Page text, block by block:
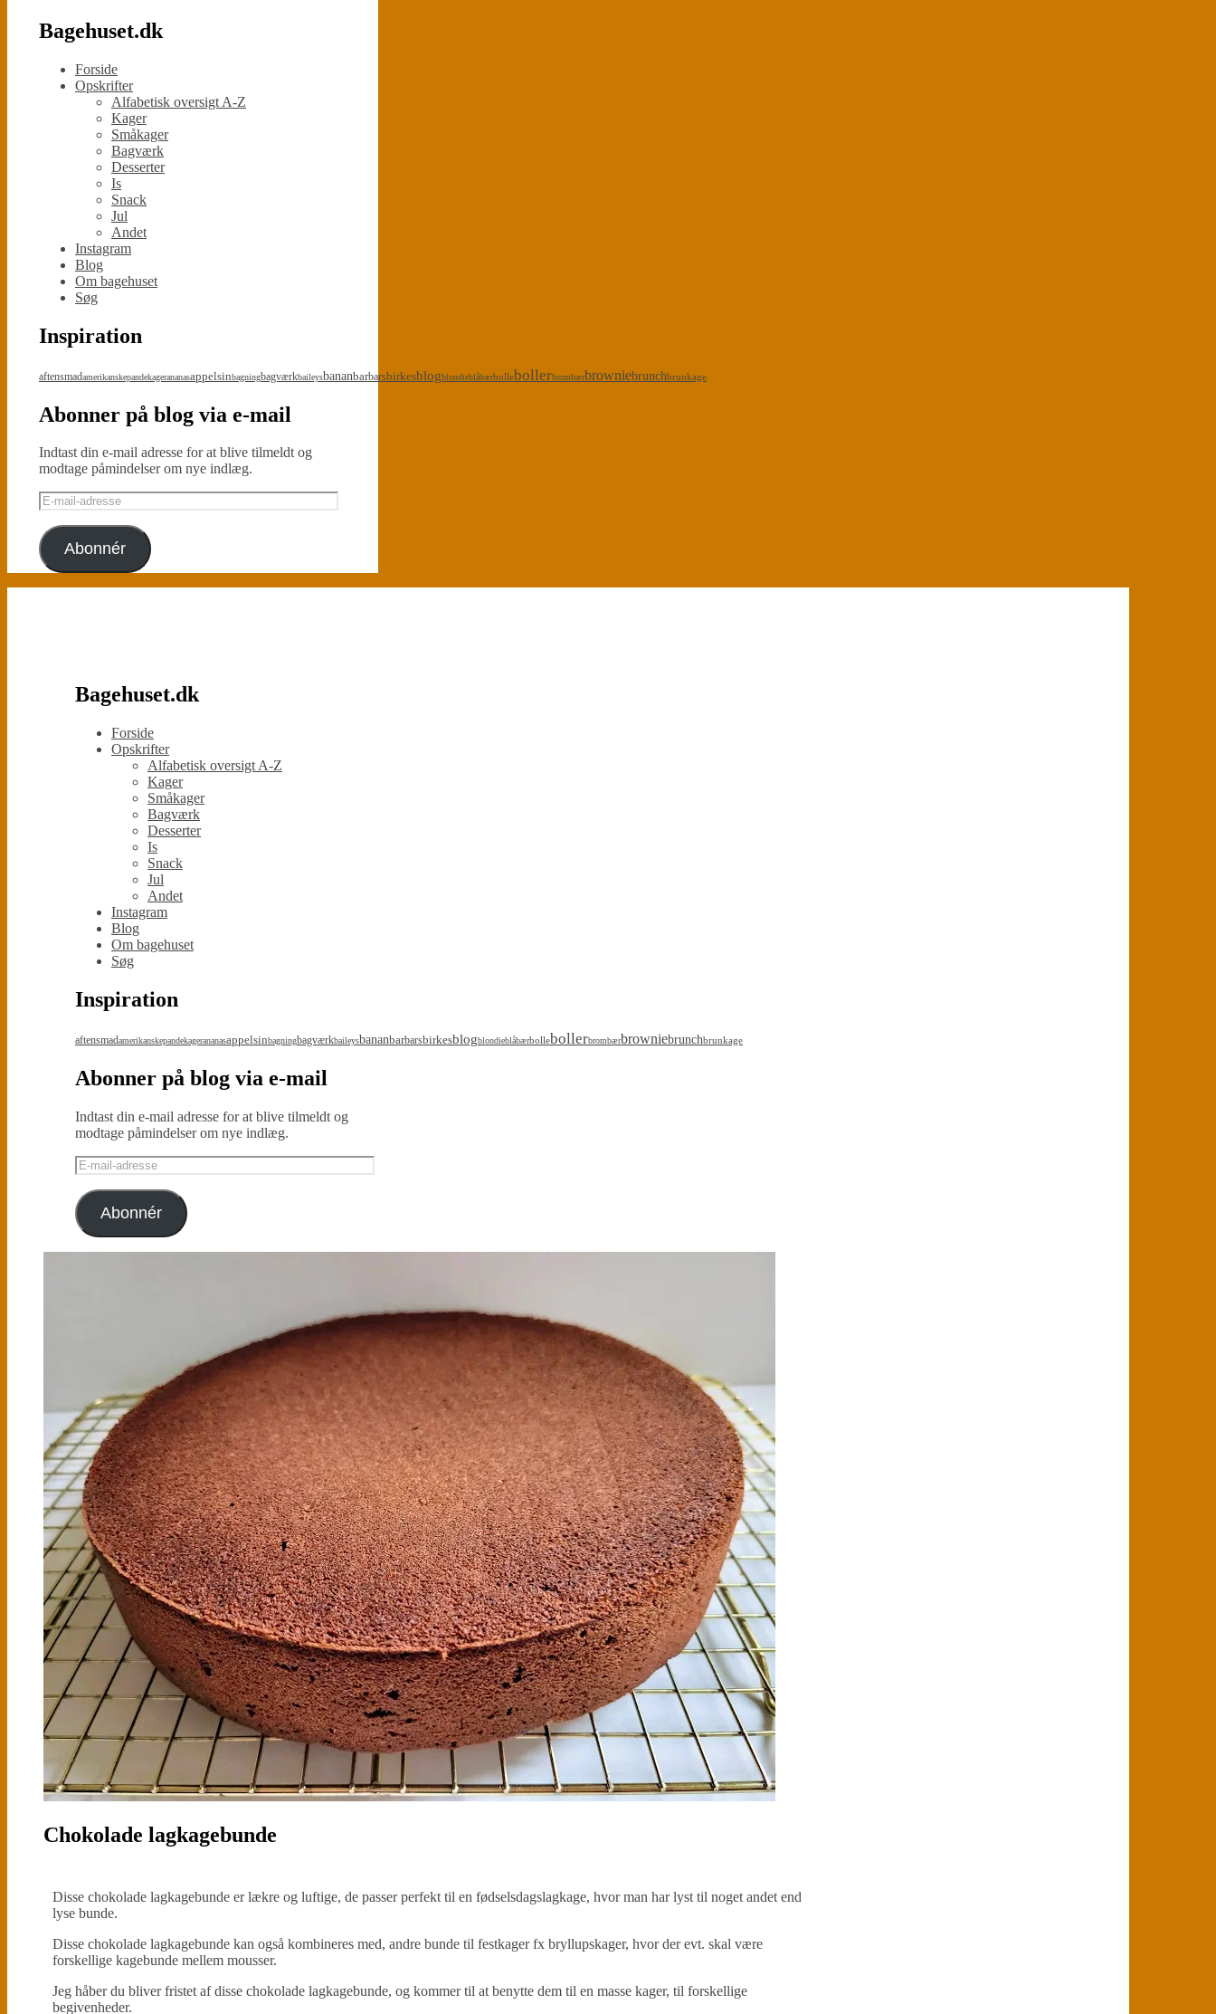
Bagehuset.dk
Forside
Opskrifter
Alfabetisk oversigt A-Z
Kager
Småkager
Bagværk
Desserter
Is
Snack
Jul
Andet
Instagram
Blog
Om bagehuset
Søg
Inspiration
aftensmadamerikanskepandekagerananasappelsinbagningbagværkbaileysbananbarbarsbirkesblogblondieblåbærbollebollerbrombærbrowniebrunchbrunkage
Abonner på blog via e-mail
Indtast din e-mail adresse for at blive tilmeldt og
modtage påmindelser om nye indlæg.
Abonnér
Bagehuset.dk
Forside
Opskrifter
Alfabetisk oversigt A-Z
Kager
Småkager
Bagværk
Desserter
Is
Snack
Jul
Andet
Instagram
Blog
Om bagehuset
Søg
Inspiration
aftensmadamerikanskepandekagerananasappelsinbagningbagværkbaileysbananbarbarsbirkesblogblondieblåbærbollebollerbrombærbrowniebrunchbrunkage
Abonner på blog via e-mail
Indtast din e-mail adresse for at blive tilmeldt og
modtage påmindelser om nye indlæg.
Abonnér
Chokolade lagkagebunde
Disse chokolade lagkagebunde er lækre og luftige, de passer perfekt til en fødselsdagslagkage, hvor man har lyst til noget andet end
lyse bunde.
Disse chokolade lagkagebunde kan også kombineres med, andre bunde til festkager fx bryllupskager, hvor der evt. skal være
forskellige kagebunde mellem mousser.
Jeg håber du bliver fristet af disse chokolade lagkagebunde, og kommer til at benytte dem til en masse kager, til forskellige
begivenheder.